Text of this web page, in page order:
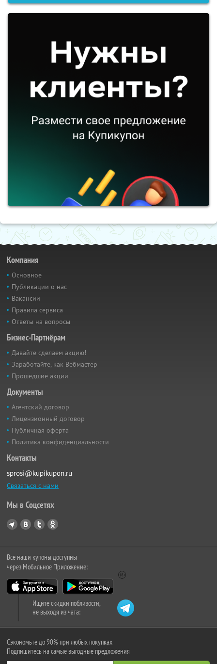
Компания
Основное
Публикации о нас
Вакансии
Правила сервиса
Ответы на вопросы
Бизнес-Партнёрам
Давайте сделаем акцию!
Заработайте, как Вебмастер
Прошедшие акции
Документы
Агентский договор
Лицензионный договор
Публичная оферта
Политика конфиденциальности
Контакты
sprosi@kupikupon.ru
Связаться с нами
Мы в Соцсетях
Все наши купоны доступны
через Мобильное Приложение:
Ищите скидки поблизости,
не выходя из чата:
Сэкономьте до 90% при любых покупках
Подпишитесь на самые выгодные предложения